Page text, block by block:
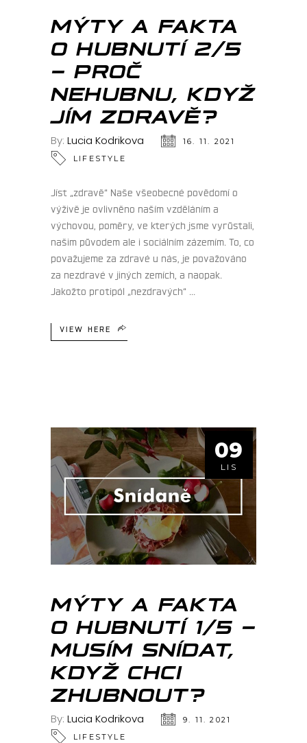
MÝTY A FAKTA
O HUBNUTÍ 2/5
– PROČ
NEHUBNU, KDYŽ
JÍM ZDRAVĚ?
By: Lucia Kodrikova
16. 11. 2021
LIFESTYLE
Jíst „zdravě“ Naše všeobecné povědomí o
výživě je ovlivněno naším vzděláním a
výchovou, poměry, ve kterých jsme vyrůstali,
našim původem ale i sociálním zázemím. To, co
považujeme za zdravé u nás, je považováno
za nezdravé v jiných zemích, a naopak.
Jakožto protipól „nezdravých“
VIEW HERE
09
LIS
MÝTY A FAKTA
O HUBNUTÍ 1/5 –
MUSÍM SNÍDAT,
KDYŽ CHCI
ZHUBNOUT?
By: Lucia Kodrikova
9. 11. 2021
LIFESTYLE